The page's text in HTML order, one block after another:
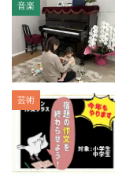
音楽
芸術